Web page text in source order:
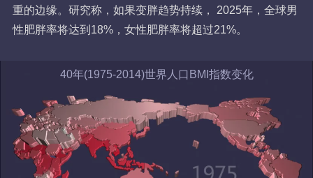
重的边缘。研究称，如果变胖趋势持续， 2025年，全球男
性肥胖率将达到18%，女性肥胖率将超过21%。
40年(1975-2014)世界人口BMI指数变化